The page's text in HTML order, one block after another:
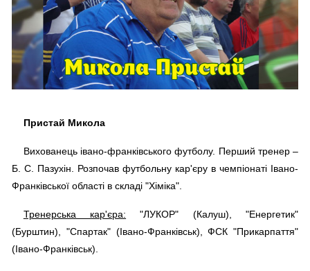
Пристай Микола
Вихованець івано-франківського футболу. Перший тренер –
Б. С. Пазухін. Розпочав футбольну кар'єру в чемпіонаті Івано-
Франківської області в складі "Хіміка".
Тренерська кар'єра: "ЛУКОР" (Калуш), "Енергетик"
(Бурштин), "Спартак" (Івано-Франківськ), ФСК "Прикарпаття"
(Івано-Франківськ).